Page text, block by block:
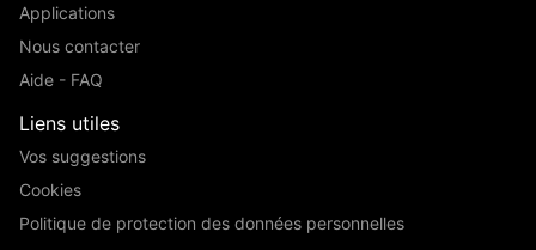
Applications
Nous contacter
Aide - FAQ
Liens utiles
Vos suggestions
Cookies
Politique de protection des données personnelles